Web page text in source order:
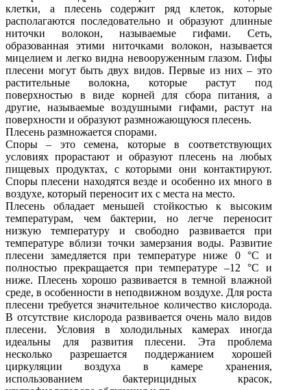
клетки, а плесень содержит ряд клеток, которые
располагаются последовательно и образуют длинные
ниточки волокон, называемые гифами. Сеть,
образованная этими ниточками волокон, называется
мицелием и легко видна невооруженным глазом. Гифы
плесени могут быть двух видов. Первые из них – это
растительные волокна, которые растут под
поверхностью в виде корней для сбора питания, а
другие, называемые воздушными гифами, растут на
поверхности и образуют размножающуюся плесень.
Плесень размножается спорами.
Споры – это семена, которые в соответствующих
условиях прорастают и образуют плесень на любых
пищевых продуктах, с которыми они контактируют.
Споры плесени находятся везде и особенно их много в
воздухе, который переносит их с места на место.
Плесень обладает меньшей стойкостью к высоким
температурам, чем бактерии, но легче переносит
низкую температуру и свободно развивается при
температуре вблизи точки замерзания воды. Развитие
плесени замедляется при температуре ниже 0 °С и
полностью прекращается при температуре –12 °С и
ниже. Плесень хорошо развивается в темной влажной
среде, в особенности в неподвижном воздухе. Для роста
плесени требуется значительное количество кислорода.
В отсутствие кислорода развивается очень мало видов
плесени. Условия в холодильных камерах иногда
идеальны для развития плесени. Эта проблема
несколько разрешается поддержанием хорошей
циркуляции воздуха в камере хранения,
использованием бактерицидных красок,